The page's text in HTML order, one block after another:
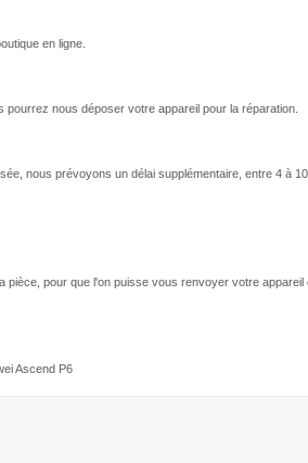
en ligne.
nous déposer votre appareil pour la réparation.
nous prévoyons un délai supplémentaire, entre 4 à 10
pour que l'on puisse vous renvoyer votre appareil
Ascend P6